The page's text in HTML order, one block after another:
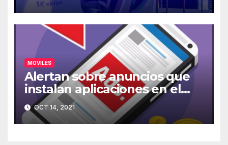
MOVILES
Alertan sobre anuncios que
instalan aplicaciones en el
móvil
OCT 14, 2021